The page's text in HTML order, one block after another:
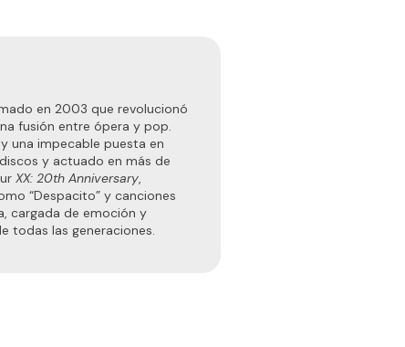
en 2003 que revolucionó
fusión entre ópera y pop.
una impecable puesta en
y actuado en más de
XX: 20th Anniversary,
“Despacito” y canciones
cargada de emoción y
todas las generaciones.